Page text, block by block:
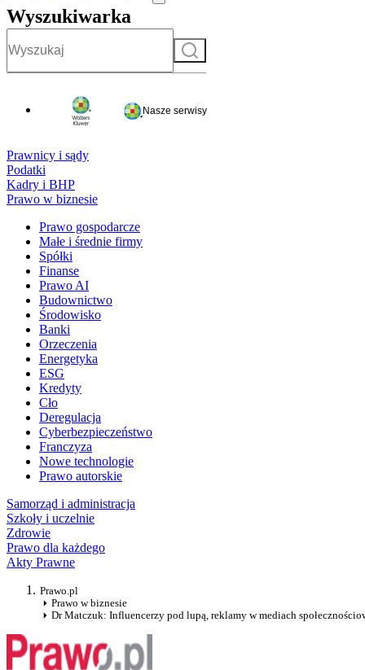
Wyszukiwarka
Szukaj
Nasze serwisy
Prawnicy i sądy
Podatki
Kadry i BHP
Prawo w biznesie
Prawo gospodarcze
Małe i średnie firmy
Spółki
Finanse
Prawo AI
Budownictwo
Środowisko
Banki
Orzeczenia
Energetyka
ESG
Kredyty
Cło
Deregulacja
Cyberbezpieczeństwo
Franczyza
Nowe technologie
Prawo autorskie
Samorząd i administracja
Szkoły i uczelnie
Zdrowie
Prawo dla każdego
Akty Prawne
Prawo.pl
Prawo w biznesie
Dr Matczuk: Influencerzy pod lupą, reklamy w mediach